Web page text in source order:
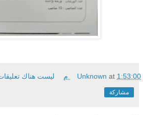
Unknown at 1:53:00 م ليست هناك
مشاركة